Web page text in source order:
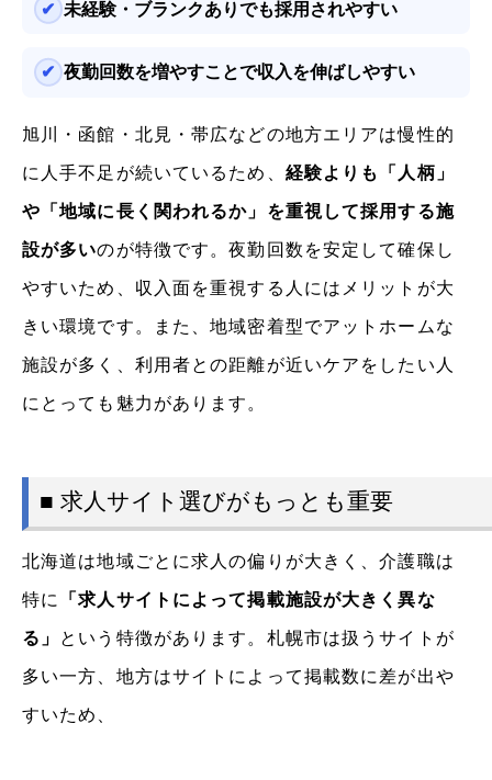
未経験・ブランクありでも採用されやすい
夜勤回数を増やすことで収入を伸ばしやすい
旭川・函館・北見・帯広などの地方エリアは慢性的
に人手不足が続いているため、 経験よりも「人柄」
や「地域に長く関われるか」を重視して採用する施
設が多いのが特徴です。夜勤回数を安定して確保し
やすいため、収入面を重視する人にはメリットが大
きい環境です。また、地域密着型でアットホームな
施設が多く、利用者との距離が近いケアをしたい人
にとっても魅力があります。
■ 求人サイト選びがもっとも重要
北海道は地域ごとに求人の偏りが大きく、介護職は
特に 「求人サイトによって掲載施設が大きく異な
る」 という特徴があります。札幌市は扱うサイトが
多い一方、地方はサイトによって掲載数に差が出や
すいため、